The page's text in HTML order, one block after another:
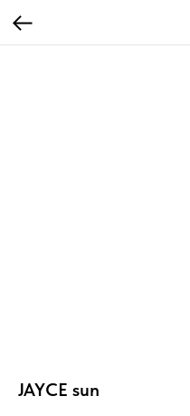
JAYCE sun